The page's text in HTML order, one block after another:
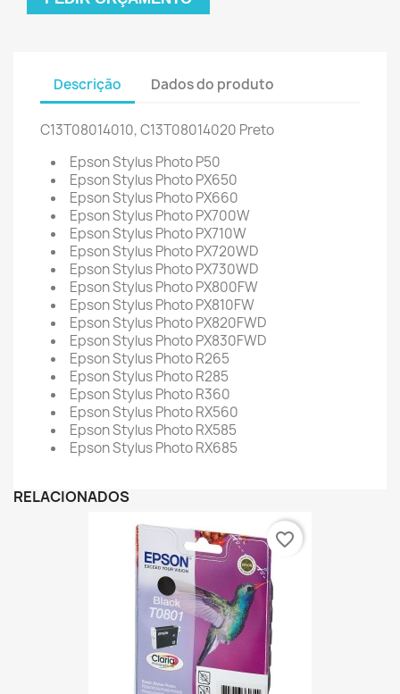
Descrição Dados do produto
C13T08014010, C13T08014020 Preto
Epson Stylus Photo P50
Epson Stylus Photo PX650
Epson Stylus Photo PX660
Epson Stylus Photo PX700W
Epson Stylus Photo PX710W
Epson Stylus Photo PX720WD
Epson Stylus Photo PX730WD
Epson Stylus Photo PX800FW
Epson Stylus Photo PX810FW
Epson Stylus Photo PX820FWD
Epson Stylus Photo PX830FWD
Epson Stylus Photo R265
Epson Stylus Photo R285
Epson Stylus Photo R360
Epson Stylus Photo RX560
Epson Stylus Photo RX585
Epson Stylus Photo RX685
RELACIONADOS
favorite_border